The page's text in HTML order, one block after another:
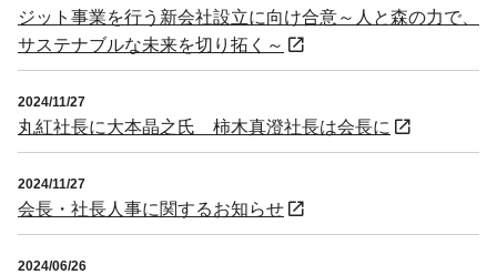
ジット事業を行う新会社設立に向け合意～人と森の力で、
サステナブルな未来を切り拓く～
2024/11/27
丸紅社長に大本晶之氏 柿木真澄社長は会長に
2024/11/27
会長・社長人事に関するお知らせ
2024/06/26